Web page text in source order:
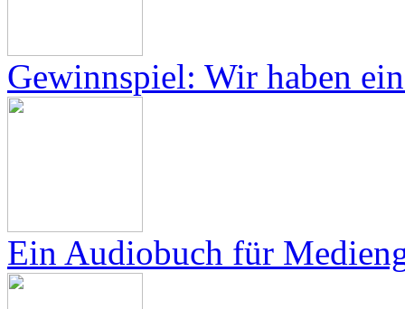
Gewinnspiel: Wir haben
Ein Audiobuch für